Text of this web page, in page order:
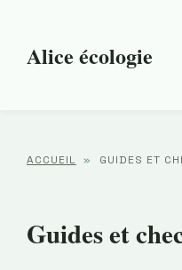
contenuAlice écologie
ACCUEIL » GUIDES ET
Guides et